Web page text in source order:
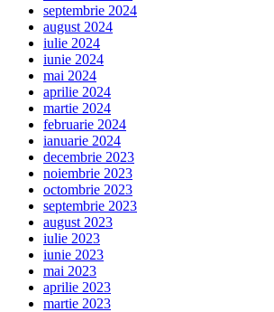
septembrie 2024
august 2024
iulie 2024
iunie 2024
mai 2024
aprilie 2024
martie 2024
februarie 2024
ianuarie 2024
decembrie 2023
noiembrie 2023
octombrie 2023
septembrie 2023
august 2023
iulie 2023
iunie 2023
mai 2023
aprilie 2023
martie 2023